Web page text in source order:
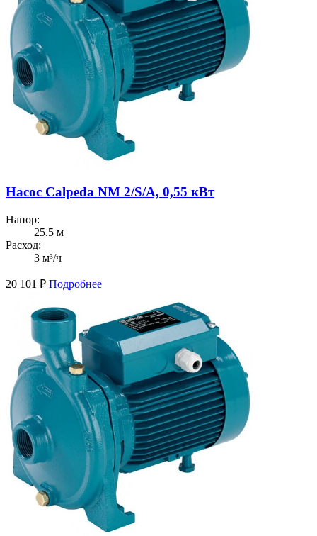
Насос Calpeda NM 2/S/A, 0,55 кВт
Напор:
25.5 м
Расход:
3 м³/ч
20 101 ₽ Подробнее